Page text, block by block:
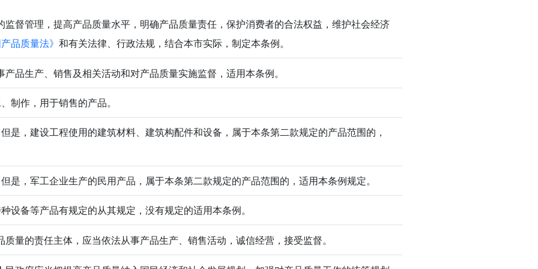
督管理，提高产品质量水平，明确产品质量责任，保护消费者的合法权益，维护社会经济
品质量法》 和有关法律、行政法规，结合本市实际，制定本条例。
品生产、销售及相关活动和对产品质量实施监督，适用本条例。
制作，用于销售的产品。
是，建设工程使用的建筑材料、建筑构配件和设备，属于本条第二款规定的产品范围的，
是，军工企业生产的民用产品，属于本条第二款规定的产品范围的，适用本条例规定。
设备等产品有规定的从其规定，没有规定的适用本条例。
量的责任主体，应当依法从事产品生产、销售活动，诚信经营，接受监督。